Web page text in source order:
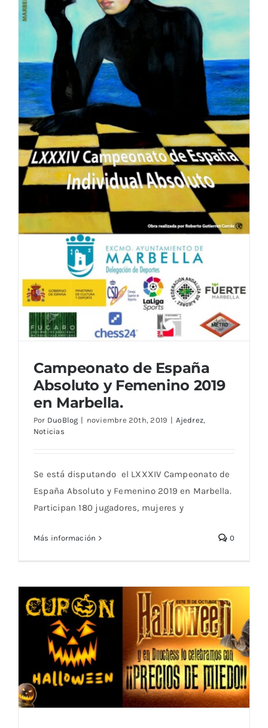
Campeonato de España Absoluto y
Femenino 2019 en Marbella.
Campeonato de España
Absoluto y Femenino 2019
en Marbella.
Por DuoBlog | noviembre 20th, 2019 | Ajedrez,
Noticias
Se está disputando el LXXXIV Campeonato de
España Absoluto y Femenino 2019 en Marbella.
Participan 180 jugadores, mujeres y
Más información 0